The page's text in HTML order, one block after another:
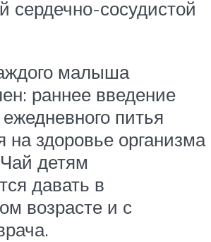
сердечно-сосудистой
малыша
раннее введение
питья
на здоровье организма
детям
давать в
возрасте и с